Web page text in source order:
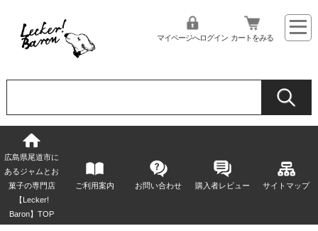
マイページへログイン カートをみる
広島県尾道市に
あるジャムとお
菓子の専門店
【Lecker!
Baron】TOP
ご利用案内 お問い合わせ 購入者レビュー サイトマップ